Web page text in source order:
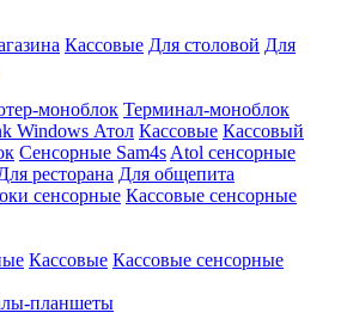
Кассовые Для столовой Для
моноблок Терминал-моноблок
Windows Атол Кассовые Кассовый
Сенсорные Sam4s Atol сенсорные
ресторана Для общепита
сенсорные Кассовые сенсорные
Кассовые Кассовые сенсорные
планшеты